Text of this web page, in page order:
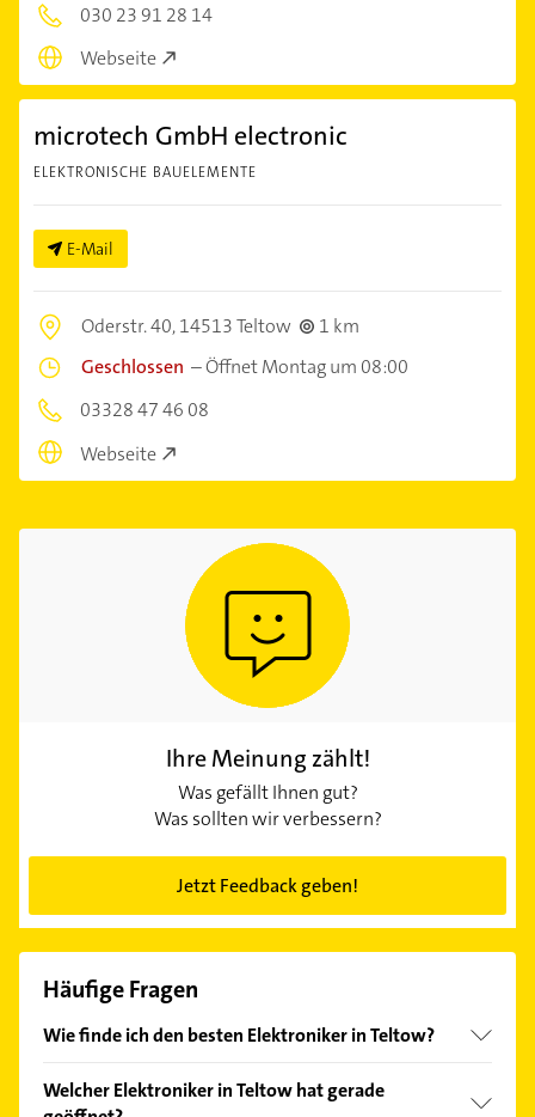
030 23 91 28 14
Webseite
microtech GmbH electronic
ELEKTRONISCHE BAUELEMENTE
E-Mail
Oderstr. 40,14513 Teltow
1 km
Geschlossen –Öffnet Montag um 08:00
03328 47 46 08
Webseite
Ihre Meinung zählt!
Was gefällt Ihnen gut?
Was sollten wir verbessern?
Jetzt Feedback geben!
Häufige Fragen
Wie finde ich den besten Elektroniker in Teltow?
Kundenmeinungen und profitieren Sie von den
Welcher Elektroniker in Teltow hat gerade